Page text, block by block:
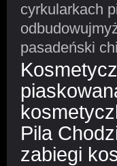
cyrkularkach
pasadeński
Pila
zabiegi